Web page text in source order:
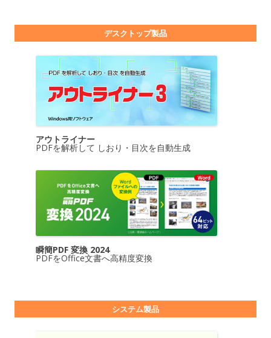
デスクトップ製品
アウトライナー
PDFを解析して しおり・目次を自動生成
瞬簡PDF 変換 2024
PDFをOffice文書へ高精度変換
システム製品